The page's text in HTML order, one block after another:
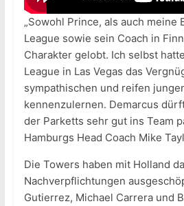
„Sowohl Prince, als auch meine
League sowie sein Coach in
Charakter gelobt. Ich selbst
League in Las Vegas das
sympathischen und reifen
kennenzulernen. Demarcus
der Parketts sehr gut ins Team
Hamburgs Head Coach Mike
Die Towers haben mit Holland
Nachverpflichtungen
Gutierrez, Michael Carrera und